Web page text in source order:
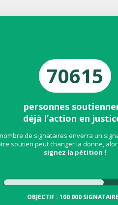
70615
personnes
déjà l’action en
de signataires enverra un
soutien peut changer la donne,
signez la pétition !
OBJECTIF : 100 000